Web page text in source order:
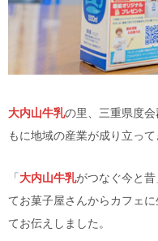
大内山牛乳の里、三重県度会
もに地域の産業が成り立って
「大内山牛乳がつなぐ今と
てお菓子屋さんからカフェ
てお伝えしました。